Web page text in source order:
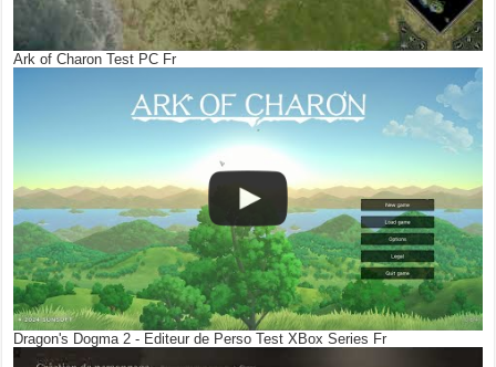
Ark of Charon Test PC Fr
Dragon's Dogma 2 - Editeur de Perso Test XBox Series Fr